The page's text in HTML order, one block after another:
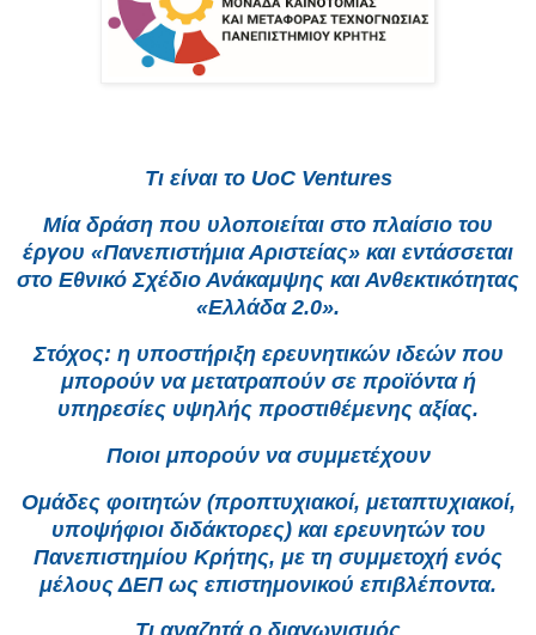
Τι είναι το UoC Ventures
Μία δράση που υλοποιείται στο πλαίσιο του
έργου «Πανεπιστήμια Αριστείας» και εντάσσεται
στο Εθνικό Σχέδιο Ανάκαμψης και Ανθεκτικότητας
«Ελλάδα 2.0».
Στόχος: η υποστήριξη ερευνητικών ιδεών που
μπορούν να μετατραπούν σε προϊόντα ή
υπηρεσίες υψηλής προστιθέμενης αξίας.
Ποιοι μπορούν να συμμετέχουν
Ομάδες φοιτητών (προπτυχιακοί, μεταπτυχιακοί,
υποψήφιοι διδάκτορες) και ερευνητών του
Πανεπιστημίου Κρήτης, με τη συμμετοχή ενός
μέλους ΔΕΠ ως επιστημονικού επιβλέποντα.